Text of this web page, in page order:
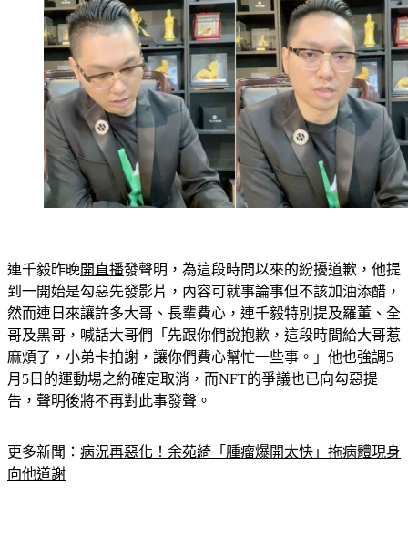
連千毅昨晚開直播發聲明，為這段時間以來的紛擾道歉，他提
到一開始是勾惡先發影片，內容可就事論事但不該加油添醋，
然而連日來讓許多大哥、長輩費心，連千毅特別提及羅董、全
哥及黑哥，喊話大哥們「先跟你們說抱歉，這段時間給大哥惹
麻煩了，小弟卡拍謝，讓你們費心幫忙一些事。」他也強調5
月5日的運動場之約確定取消，而NFT的爭議也已向勾惡提
告，聲明後將不再對此事發聲。
更多新聞： 病況再惡化！余苑綺「腫瘤爆開太快」拖病體現身
向他道謝